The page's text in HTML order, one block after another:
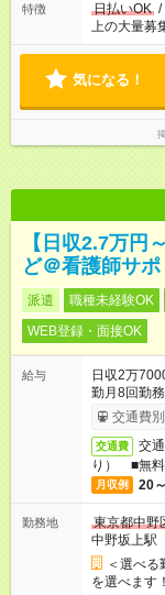
特徴 日払いOK /
上の大量募
気になる！
【日収2.7万円
ど＠看護師サポ
派遣 職種未経験OK
WEB登録・面接OK
給与
日収2万
勤月8回勤務
交通費
交通費
交
り） ■無料
月収例 20
勤務地
東京都中野
中野坂上駅
＜選べ
を選べます！